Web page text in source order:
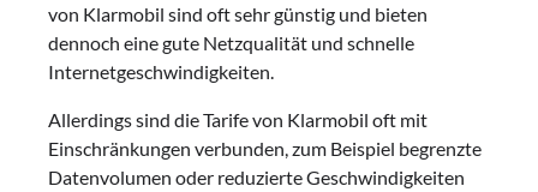
von Klarmobil sind oft sehr günstig und bieten
dennoch eine gute Netzqualität und schnelle
Internetgeschwindigkeiten.
Allerdings sind die Tarife von Klarmobil oft mit
Einschränkungen verbunden, zum Beispiel begrenzte
Datenvolumen oder reduzierte Geschwindigkeiten